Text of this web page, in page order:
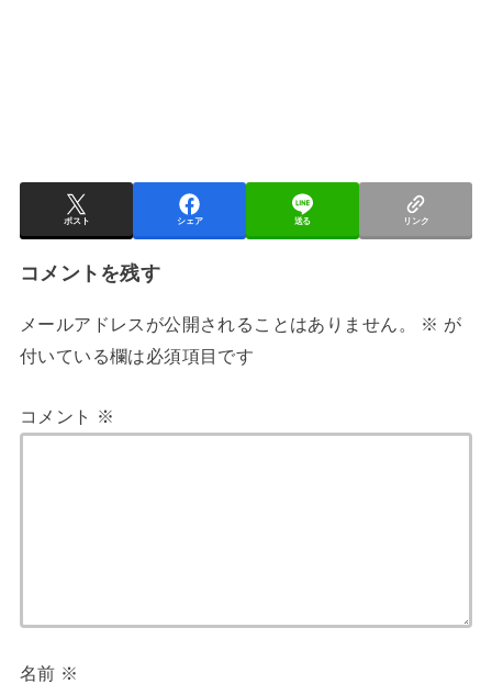
ポスト シェア 送る リンク
コメントを残す
メールアドレスが公開されることはありません。 ※ が
付いている欄は必須項目です
コメント ※
名前 ※